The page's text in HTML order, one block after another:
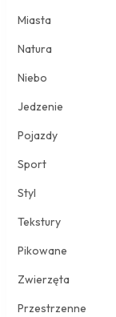
Miasta
Natura
Niebo
Jedzenie
Pojazdy
Sport
Styl
Tekstury
Pikowane
Zwierzęta
Przestrzenne